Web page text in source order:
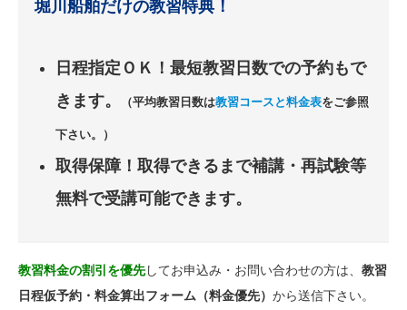
堀川船舶だけの教習特典！
日程指定ＯＫ！最短教習日数での予約もで
きます。
（平均教習日数は教習コースと料金表をご参照
下さい。）
取得保障！取得できるまで補講・再試験等
無料で受講可能できます。
教習料金の割引を優先してお申込み・お問い合わせの方は、 教習
日程仮予約・料金算出フォーム（料金優先） から送信下さい。